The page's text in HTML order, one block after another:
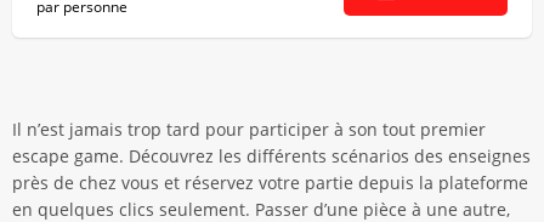
par personne
Il n’est jamais trop tard pour participer à son tout premier
escape game. Découvrez les différents scénarios des enseignes
près de chez vous et réservez votre partie depuis la plateforme
en quelques clics seulement. Passer d’une pièce à une autre,